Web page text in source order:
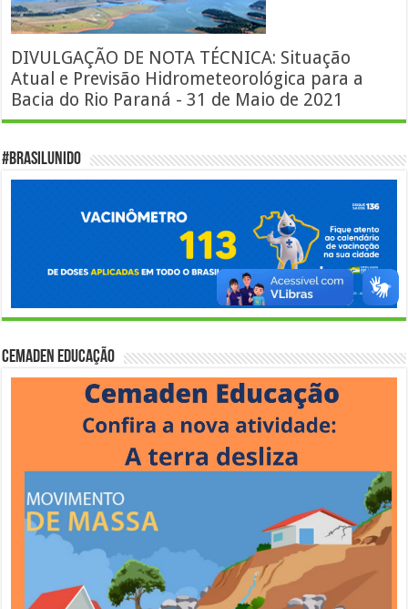
DIVULGAÇÃO DE NOTA TÉCNICA: Situação
Atual e Previsão Hidrometeorológica para a
Bacia do Rio Paraná - 31 de Maio de 2021
#BrasilUnido
Cemaden Educação